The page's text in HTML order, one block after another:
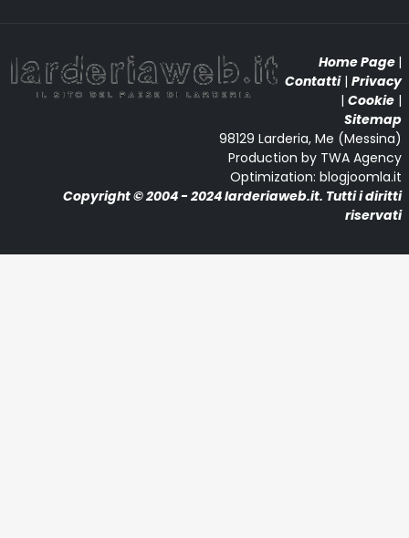
Home Page |
Contatti| Privacy
| Cookie |
Sitemap
98129 Larderia, Me (Messina)
Production by TWA Agency
Optimization: blogjoomla.it
Copyright © 2004 - 2024 larderiaweb.it. Tutti i diritti
riservati